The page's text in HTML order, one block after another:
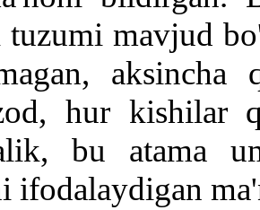
mavjud
aksincha
hur kishilar
bu atama
ifodalaydigan